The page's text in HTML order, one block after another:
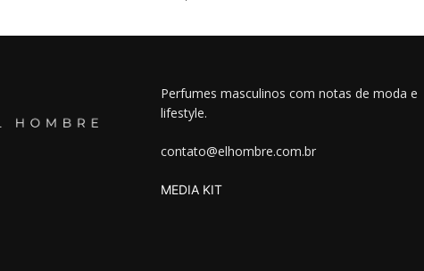
Perfumes masculinos com notas de moda e
lifestyle.
contato@elhombre.com.br
MEDIA KIT